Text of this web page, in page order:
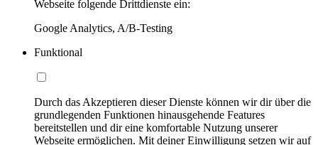
Webseite folgende Drittdienste ein:
Google Analytics, A/B-Testing
Funktional
Durch das Akzeptieren dieser Dienste können wir dir über die
grundlegenden Funktionen hinausgehende Features
bereitstellen und dir eine komfortable Nutzung unserer
Webseite ermöglichen. Mit deiner Einwilligung setzen wir auf